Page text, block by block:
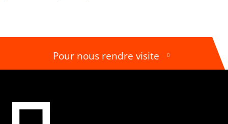
Pour nous rendre visite